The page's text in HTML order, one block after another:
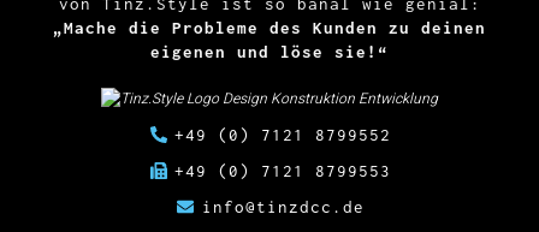
„Mache die Probleme des Kunden zu deinen
eigenen und löse sie!“
+49 (0) 7121 8799552
+49 (0) 7121 8799553
info@tinzdcc.de